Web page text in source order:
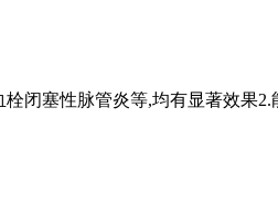
闭塞性脉管炎等,均有显著效果